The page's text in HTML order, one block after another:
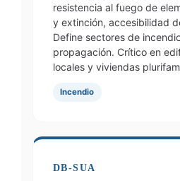
resistencia al fuego de
y extinción, accesibilidad
Define sectores de
propagación. Crítico en
locales y viviendas
Incendio
DB-SUA